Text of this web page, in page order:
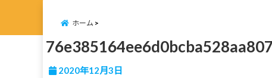
ホーム
2020年12月3日